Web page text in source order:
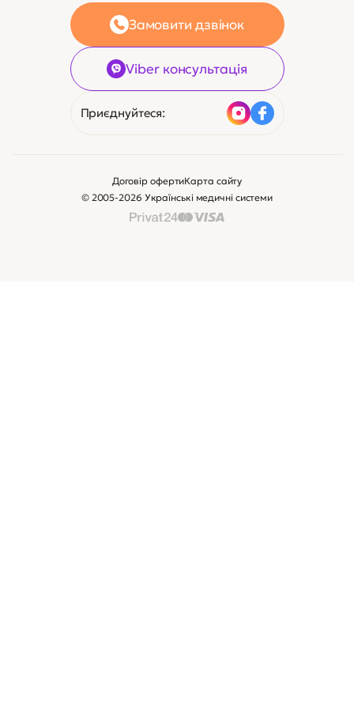
Замовити дзвінок
Viber консультація
Приєднуйтеся:
© 2005-2026 Українські медичні системи
Договір офертиКарта сайту